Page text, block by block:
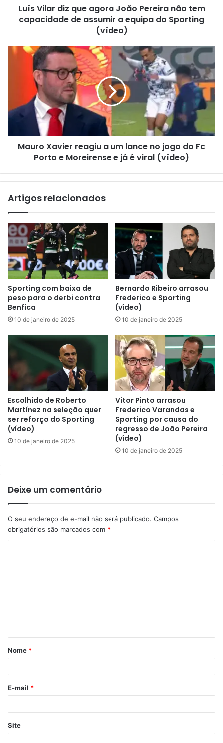
Luís Vilar diz que agora João Pereira não tem
capacidade de assumir a equipa do Sporting
(vídeo)
Mauro Xavier reagiu a um lance no jogo do Fc
Porto e Moreirense e já é viral (vídeo)
Artigos relacionados
Sporting com baixa de
peso para o derbi contra
Benfica
10 de janeiro de 2025
Bernardo Ribeiro arrasou
Frederico e Sporting
(vídeo)
10 de janeiro de 2025
Escolhido de Roberto
Martínez na seleção quer
ser reforço do Sporting
(vídeo)
10 de janeiro de 2025
Vitor Pinto arrasou
Frederico Varandas e
Sporting por causa do
regresso de João Pereira
(vídeo)
10 de janeiro de 2025
Deixe um comentário
O seu endereço de e-mail não será publicado. Campos
obrigatórios são marcados com *
á
r
*
Nome *
E-mail *
Site